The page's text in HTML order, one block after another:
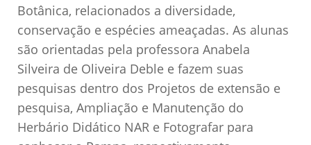
Botânica, relacionados a diversidade,
conservação e espécies ameaçadas. As alunas
são orientadas pela professora Anabela
Silveira de Oliveira Deble e fazem suas
pesquisas dentro dos Projetos de extensão e
pesquisa, Ampliação e Manutenção do
Herbário Didático NAR e Fotografar para